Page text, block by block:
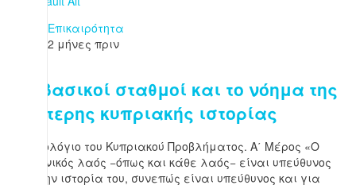
Επικαιρότητα
2 μήνες πριν
Οι βασικοί σταθμοί και το νόημα της
νεότερης κυπριακής ιστορίας
Χρονολόγιο του Κυπριακού Προβλήματος. Α΄ Μέρος «Ο
ελληνικός λαός −όπως και κάθε λαός− είναι υπεύθυνος
για την ιστορία του, συνεπώς είναι υπεύθυνος και για